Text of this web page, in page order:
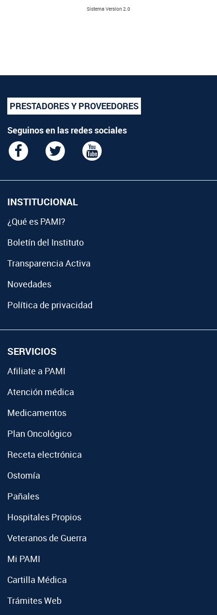
Sistema Versíon 2.0
PRESTADORES Y PROVEEDORES
Seguinos en las redes sociales
INSTITUCIONAL
¿Qué es PAMI?
Boletín del Instituto
Transparencia Activa
Novedades
Política de privacidad
SERVICIOS
Afiliate a PAMI
Atención médica
Medicamentos
Plan Oncológico
Receta electrónica
Ostomía
Pañales
Hospitales Propios
Veteranos de Guerra
Mi PAMI
Cartilla Médica
Trámites Web